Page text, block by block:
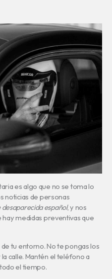
es algo que no se toma lo
noticias de personas
desaparecida español, y nos
medidas preventivas que
tu entorno. No te pongas los
calle. Mantén el teléfono a
el tiempo.